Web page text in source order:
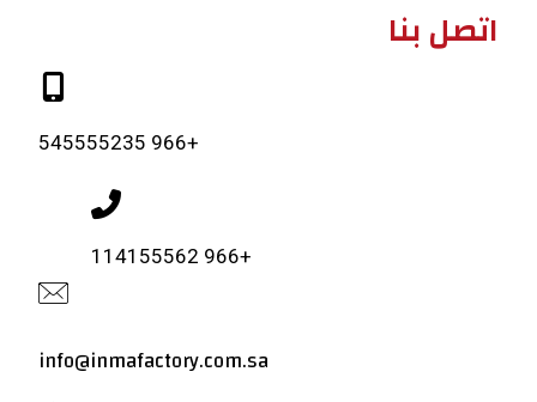
اتصل بنا
+966 545555235
+966 114155562
info@inmafactory.com.sa​